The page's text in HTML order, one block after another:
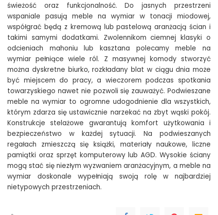
świeżość oraz funkcjonalność. Do jasnych przestrzeni
wspaniale pasują meble na wymiar w tonacji miodowej,
współgrać będą z kremową lub pastelową aranżacją ścian i
takimi samymi dodatkami. Zwolennikom ciemnej klasyki o
odcieniach mahoniu lub kasztana polecamy meble na
wymiar pełniące wiele ról. Z masywnej komody stworzyć
można dyskretne biurko, rozkładany blat w ciągu dnia może
być miejscem do pracy, a wieczorem podczas spotkania
towarzyskiego nawet nie pozwoli się zauważyć. Podwieszane
meble na wymiar to ogromne udogodnienie dla wszystkich,
którym zdarza się ustawicznie narzekać na zbyt wąski pokój.
Konstrukcje stelażowe gwarantują komfort użytkowania i
bezpieczeństwo w każdej sytuacji. Na podwieszanych
regałach zmieszczą się książki, materiały naukowe, liczne
pamiątki oraz sprzęt komputerowy lub AGD. Wysokie ściany
mogą stać się niezłym wyzwaniem aranżacyjnym, a meble na
wymiar doskonale wypełniają swoją rolę w najbardziej
nietypowych przestrzeniach.